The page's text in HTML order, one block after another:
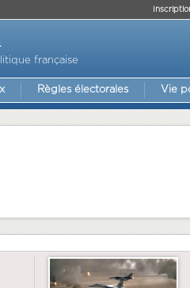
française
Règles électorales Vie